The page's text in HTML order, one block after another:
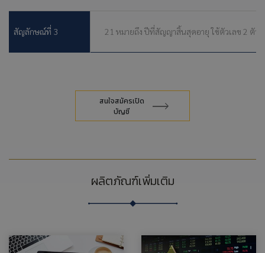
สัญลักษณ์ที่ 3 21 หมายถึง ปีที่สัญญาสิ้นสุดอายุ ใช้ตัวเลข 2 ตัว
สนใจสมัครเปิด
บัญชี
ผลิตภัณฑ์เพิ่มเติม